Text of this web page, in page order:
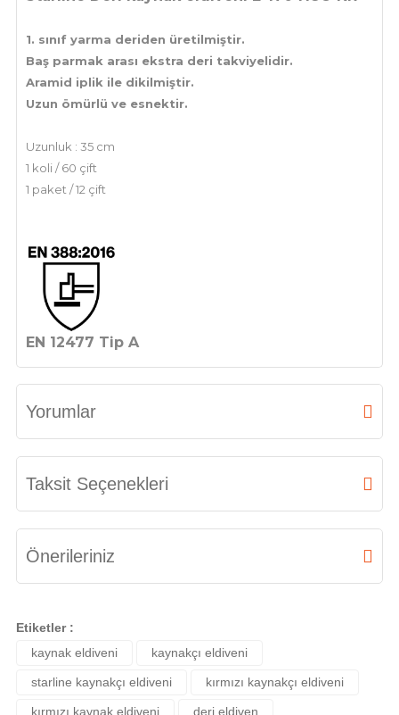
1. sınıf yarma deriden üretilmiştir.
Baş parmak arası ekstra deri takviyelidir.
Aramid iplik ile dikilmiştir.
Uzun ömürlü ve esnektir.
Uzunluk : 35 cm
1 koli / 60 çift
1 paket / 12 çift
EN 12477 Tip A
Yorumlar
Bu ürüne ilk yorumu siz yapın!
Taksit Seçenekleri
Önerileriniz
Görüş ve önerileriniz için teşekkür ederiz.
Ürün resmi kalitesiz, bozuk veya görüntülenemiyor.
Etiketler :
kaynak eldiveni
kaynakçı eldiveni
starline kaynakçı eldiveni kırmızı kaynakçı eldiveni
kırmızı kaynak eldiveni deri eldiven